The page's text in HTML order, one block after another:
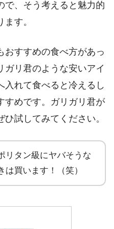
で、そう考えると魅力的
す。
おすすめの食べ方があっ
ガリ君のような安いアイ
入れて食べると冷えるし
すめです。ガリガリ君が
試してみてください。
リタン級にヤバそうな
は買います！（笑）